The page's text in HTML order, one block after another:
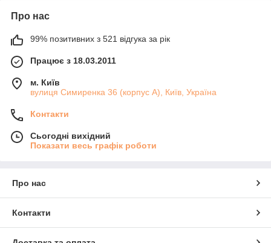
Про нас
99% позитивних з 521 відгука за рік
Працює з 18.03.2011
м. Київ
вулиця Симиренка 36 (корпус А), Київ, Україна
Контакти
Сьогодні вихідний
Показати весь графік роботи
Про нас
Контакти